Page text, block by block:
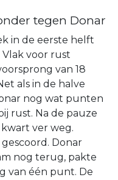
tegen Donar
in de eerste helft
voor rust
van 18
als in de halve
nog wat punten
rust. Na de pauze
ver weg.
Donar
nog terug, pakte
van één punt. De